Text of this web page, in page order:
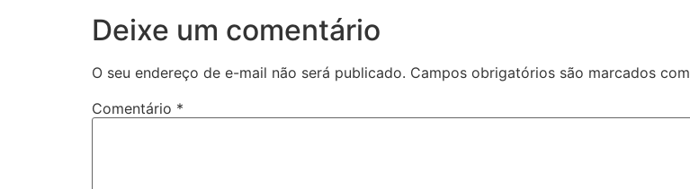
Deixe um comentário
O seu endereço de e-mail não será publicado. Campos obrigatórios são marcados com
Comentário *